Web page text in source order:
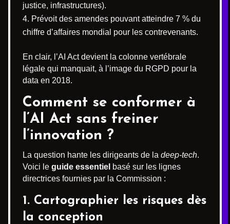
justice, infrastructures).
Prévoit des amendes pouvant atteindre 7 % du
chiffre d’affaires mondial pour les contrevenants.
En clair, l’AI Act devient la colonne vertébrale
légale qui manquait, à l’image du RGPD pour la
data en 2018.
Comment se conformer à
l’AI Act sans freiner
l’innovation ?
La question hante les dirigeants de la deep-tech.
Voici le guide essentiel basé sur les lignes
directrices fournies par la Commission :
1. Cartographier les risques dès
la conception